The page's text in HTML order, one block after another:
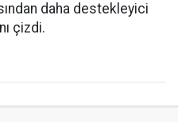
daha destekleyici
çizdi.